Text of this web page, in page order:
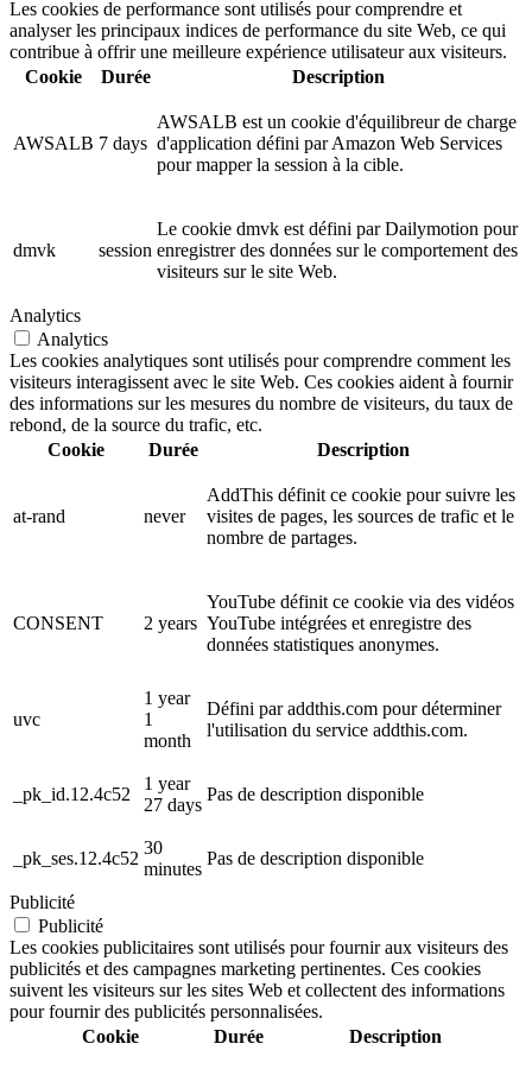
Les cookies de performance sont utilisés pour comprendre et
analyser les principaux indices de performance du site Web, ce qui
contribue à offrir une meilleure expérience utilisateur aux visiteurs.
Cookie
Durée Description
AWSALB 7 days
AWSALB est un cookie d'équilibreur de charge
d'application défini par Amazon Web Services
pour mapper la session à la cible.
dmvk session
Le cookie dmvk est défini par Dailymotion pour
enregistrer des données sur le comportement des
visiteurs sur le site Web.
Analytics
Analytics
Les cookies analytiques sont utilisés pour comprendre comment les
visiteurs interagissent avec le site Web. Ces cookies aident à fournir
des informations sur les mesures du nombre de visiteurs, du taux de
rebond, de la source du trafic, etc.
Cookie
Durée Description
at-rand never
AddThis définit ce cookie pour suivre les
visites de pages, les sources de trafic et le
nombre de partages.
CONSENT 2 years
YouTube définit ce cookie via des vidéos
YouTube intégrées et enregistre des
données statistiques anonymes.
uvc
1 year
1
month
Défini par addthis.com pour déterminer
l'utilisation du service addthis.com.
_pk_id.12.4c52
1 year
27 days
Pas de description disponible
_pk_ses.12.4c52
30
minutes
Pas de description disponible
Publicité
Publicité
Les cookies publicitaires sont utilisés pour fournir aux visiteurs des
publicités et des campagnes marketing pertinentes. Ces cookies
suivent les visiteurs sur les sites Web et collectent des informations
pour fournir des publicités personnalisées.
Cookie
Durée Description